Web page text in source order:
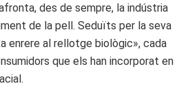
des de sempre, la indústria
de la pell. Seduïts per la seva
enrere al rellotge biològic», cada
que els han incorporat en